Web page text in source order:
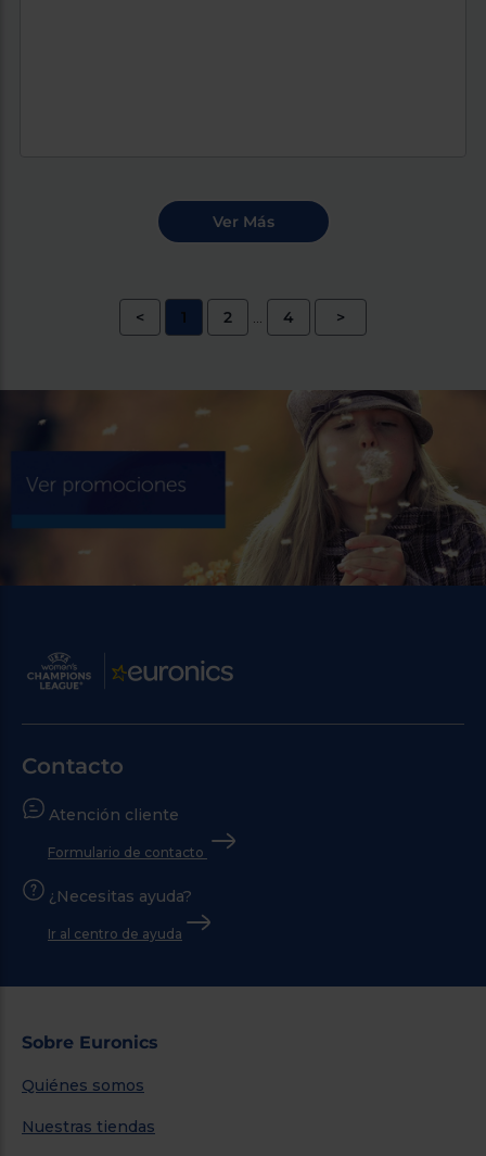
< 1 2 ... 4 >
Contacto
Atención cliente
Formulario de contacto
¿Necesitas ayuda?
Ir al centro de ayuda
Sobre Euronics
Quiénes somos
Nuestras tiendas